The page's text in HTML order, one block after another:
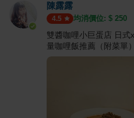
陳露露
4.5 均消價位: $ 250
雙醬咖哩小巨蛋店 日式
量咖哩飯推薦（附菜單）